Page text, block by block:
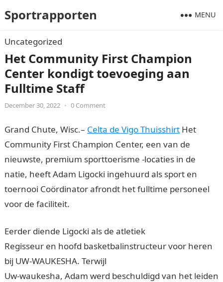
Sportrapporten MENU
Uncategorized
Het Community First Champion
Center kondigt toevoeging aan
Fulltime Staff
December 30, 2022 • 0 Comment
Grand Chute, Wisc.– Celta de Vigo ThuisshirtHet
Community First Champion Center, een van de
nieuwste, premium sporttoerisme -locaties in de
natie, heeft Adam Ligocki ingehuurd als sport en
toernooi Coördinator afrondt het fulltime personeel
voor de faciliteit.
Eerder diende Ligocki als de atletiek
Regisseur en hoofd basketbalinstructeur voor heren
bij UW-WAUKESHA. Terwijl
Uw-waukesha, Adam werd beschuldigd van het leiden